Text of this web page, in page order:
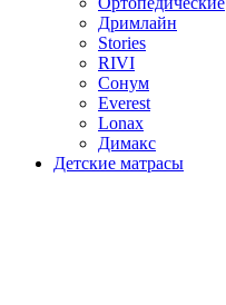
Дримлайн
Stories
RIVI
Сонум
Everest
Lonax
Димакс
Детские матрасы